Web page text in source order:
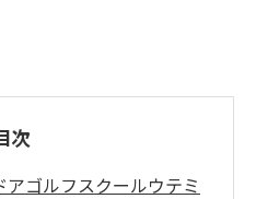
次
ゴルフスクールウテミ